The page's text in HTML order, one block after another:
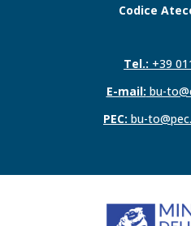
Codice
Tel.: +39
E-mail: bu-
PEC: bu-